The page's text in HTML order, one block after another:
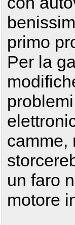
primo
Per la
camme,
un faro
motore